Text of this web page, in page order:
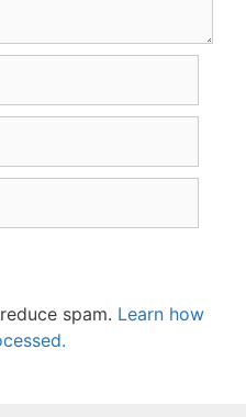
spam. Learn how